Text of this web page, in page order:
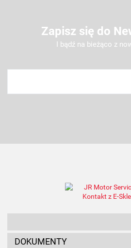
Zapisz się do
I bądź na bieżąco z
DOKUMENTY